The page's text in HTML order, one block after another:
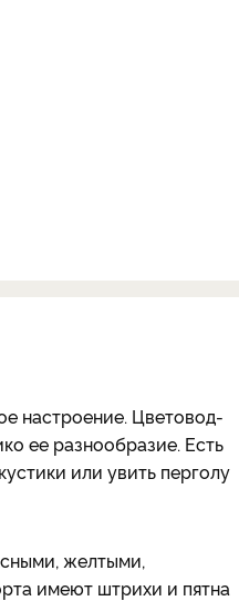
настроение. Цветовод-
ее разнообразие. Есть
или увить перголу
желтыми,
имеют штрихи и пятна